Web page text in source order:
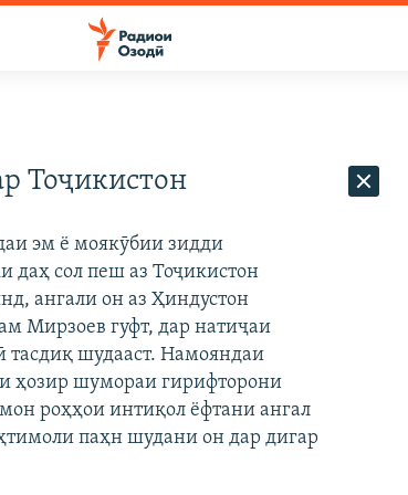
Тоҷикистон
эм ё моякӯбии зидди
даҳ сол пеш аз Тоҷикистон
ангали он аз Ҳиндустон
Мирзоев гуфт, дар натиҷаи
шудааст. Намояндаи
ҳозир шумораи гирифторони
роҳҳои интиқол ёфтани ангал
паҳн шудани он дар дигар